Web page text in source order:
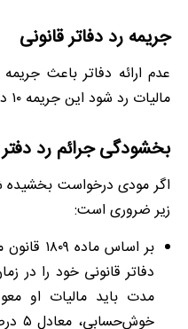
جریمه رد دفاتر قانونی
مالیات رد شود این جریمه ۱۰ درصد خواهد بود.
بخشودگی جرائم رد دفتر
اگر مودی درخواست بخشیده
زیر ضروری است:
دفاتر قانونی خود را در
مدت باید مالیات او